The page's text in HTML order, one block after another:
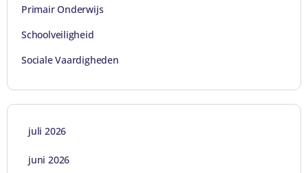
Primair Onderwijs
Schoolveiligheid
Sociale Vaardigheden
juli 2026
juni 2026